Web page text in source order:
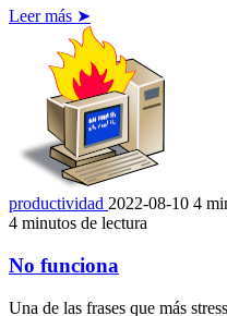
Leer más ➤
productividad 2022-08-10 4
4 minutos de lectura
No funciona
Una de las frases que más